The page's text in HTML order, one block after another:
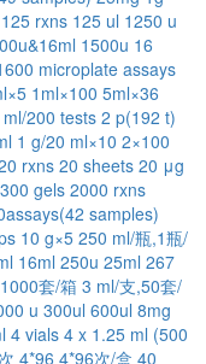
125 rxns 125 ul 1250 u
1500u 16
microplate assays
1ml×100 5ml×36
200 tests2 p(192 t)
1 g/20 ml×10 2×100
rxns20 sheets 20 μg
gels 2000 rxns
samples)
10 g×5 250 ml/瓶,1瓶/
16ml 250u 25ml 267
套/箱3 ml/支,50套/
u 300ul 600ul 8mg
4 vials 4 x 1.25 ml (500
4*96 4*96次/盒 40